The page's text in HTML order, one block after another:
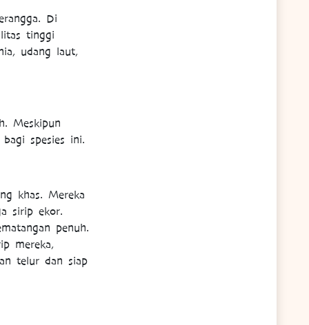
Di
tinggi
udang laut,
Meskipun
spesies ini.
khas. Mereka
sirip ekor.
penuh.
mereka,
telur dan siap